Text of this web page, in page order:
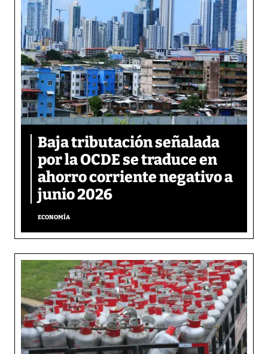
Baja tributación señalada
por la OCDE se traduce en
ahorro corriente negativo a
junio 2026
ECONOMÍA